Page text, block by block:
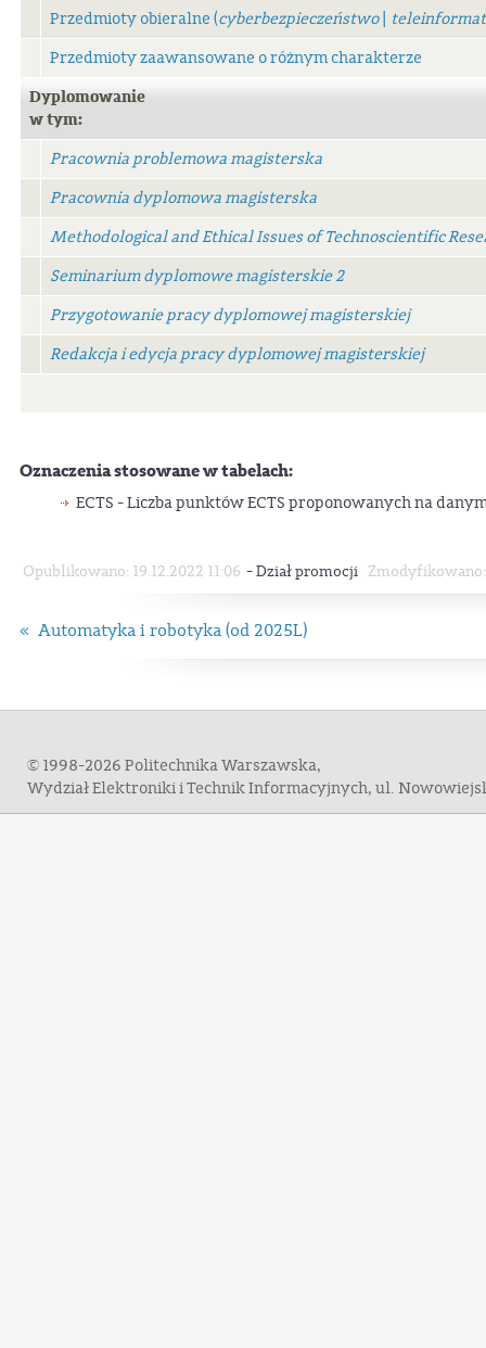
Przedmioty obieralne (cyberbezpieczeństwo|
Przedmioty zaawansowane o różnym charakterze
Dyplomowanie
w tym:
Pracownia problemowa magisterska
Pracownia dyplomowa magisterska
Methodological and Ethical Issues of Technoscientific
Seminarium dyplomowe magisterskie 2
Przygotowanie pracy dyplomowej magisterskiej
Redakcja i edycja pracy dyplomowej magisterskiej
Oznaczenia stosowane w tabelach:
ECTS - Liczba punktów ECTS proponowanych na
Opublikowano: 19.12.2022 11:06 -Dział promocji Zmodyfikowano:
« Automatyka i robotyka (od 2025L)
© 1998-2026 Politechnika Warszawska,
Wydział Elektroniki i Technik Informacyjnych, ul.